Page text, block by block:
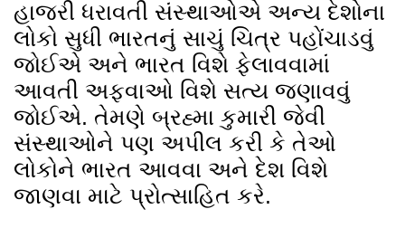
હાજરી ધરાવતી સંસ્થાઓએ અન્ય દેશોના
લોકો સુધી ભારતનું સાચું ચિત્ર પહોંચાડવું
જોઈએ અને ભારત વિશે ફેલાવવામાં
આવતી અફવાઓ વિશે સત્ય જણાવવું
જોઈએ. તેમણે બ્રહ્મા કુમારી જેવી
સંસ્થાઓને પણ અપીલ કરી કે તેઓ
લોકોને ભારત આવવા અને દેશ વિશે
જાણવા માટે પ્રોત્સાહિત કરે.